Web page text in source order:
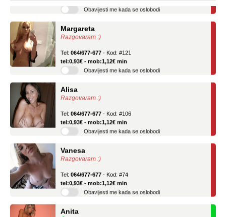
Razgovaram :)
tel:0,93€ - mob:1,12€ min
Obavijesti me kada se oslobodi
Razgovaram :)
tel:0,93€ - mob:1,12€ min
Obavijesti me kada se oslobodi
Razgovaram :)
tel:0,93€ - mob:1,12€ min
Obavijesti me kada se oslobodi
Čekam tvoj poziv!